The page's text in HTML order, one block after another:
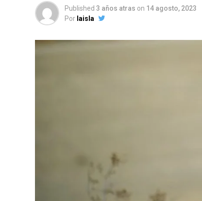
Published 3 años atras on 14 agosto, 2023
Por laisla